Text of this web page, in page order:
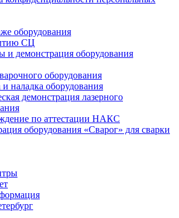
оборудования
СЦ
и демонстрация оборудования
оборудования
и наладка оборудования
демонстрация лазерного
по аттестации НАКС
оборудования «Сварог» для сварки